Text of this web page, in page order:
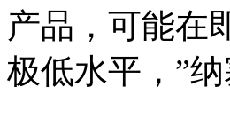
产品，可能在
极低水平，”